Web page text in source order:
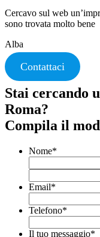
Cercavo sul web
sono trovata molto bene
Alba
Contattaci
Stai cercando
Roma?
Compila il
Nome*
Email*
Telefono*
Il tuo messaggio*